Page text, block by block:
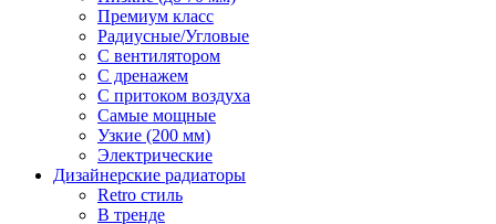
Премиум класс
Радиусные/Угловые
С вентилятором
С дренажем
С притоком воздуха
Самые мощные
Узкие (200 мм)
Электрические
Дизайнерские радиаторы
Retro стиль
В тренде